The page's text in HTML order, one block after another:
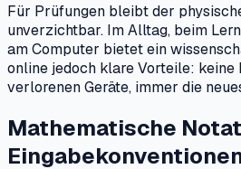
Für Prüfungen bleibt der
unverzichtbar. Im Alltag, beim
am Computer bietet ein
online jedoch klare Vorteile: keine
verlorenen Geräte, immer die
Mathematische